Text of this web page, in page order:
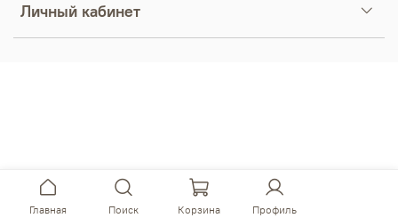
Личный кабинет
Главная Поиск Корзина Профиль